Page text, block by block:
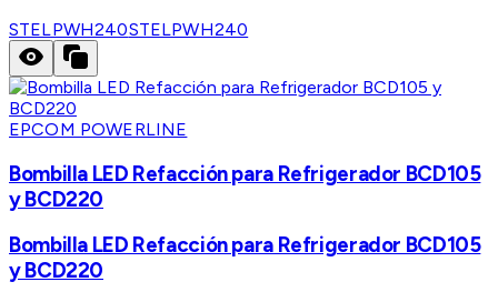
STELPWH240STELPWH240
EPCOM POWERLINE
Bombilla LED Refacción para Refrigerador BCD105
y BCD220
Bombilla LED Refacción para Refrigerador BCD105
y BCD220